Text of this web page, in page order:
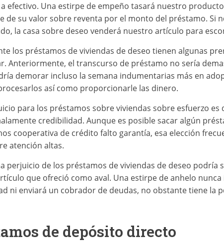
efectivo. Una estirpe de empeño tasará nuestro
de su valor sobre reventa por el monto del préstamo. Si
la casa sobre deseo venderá nuestro artículo para
los préstamos de viviendas de deseo tienen algunas
Anteriormente, el transcurso de préstamo no serí­a
demorar incluso la semana indumentarias más en
así­ como proporcionarle las dinero.
para los préstamos sobre viviendas sobre esfuerzo
credibilidad. Aunque es posible sacar algún
cooperativa de crédito falto garantía, esa elección
atención altas.
perjuicio de los préstamos de viviendas de deseo podrí­a
que ofreció como aval. Una estirpe de anhelo
ni enviará un cobrador de deudas, no obstante tiene la
de depósito directo